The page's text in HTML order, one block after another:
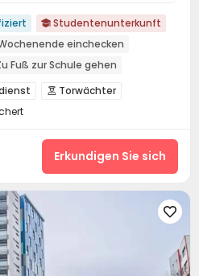
 Studentenunterkunft
einchecken
Fuß zur Schule gehen
regelmäßige Reinigung
Kostenlose soziale Aktivitäten
 Torwächter
Elektronische Überwachung
Paketannahme und -versand
Rezeption
 Restaurant
Waschraum
Erkundigen Sie sich
